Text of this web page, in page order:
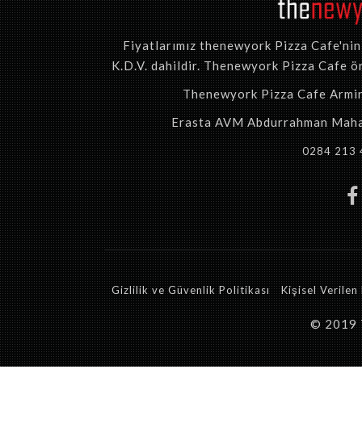
Fiyatlarımız thenewyork Pizza
K.D.V. dahildir. Thenewyork Pizza Cafe
Thenewyork Pizza Cafe
Erasta AVM Abdurrahman
0284 213
Gizlilik ve Güvenlik Politikası Kişisel Verilen
© 2019